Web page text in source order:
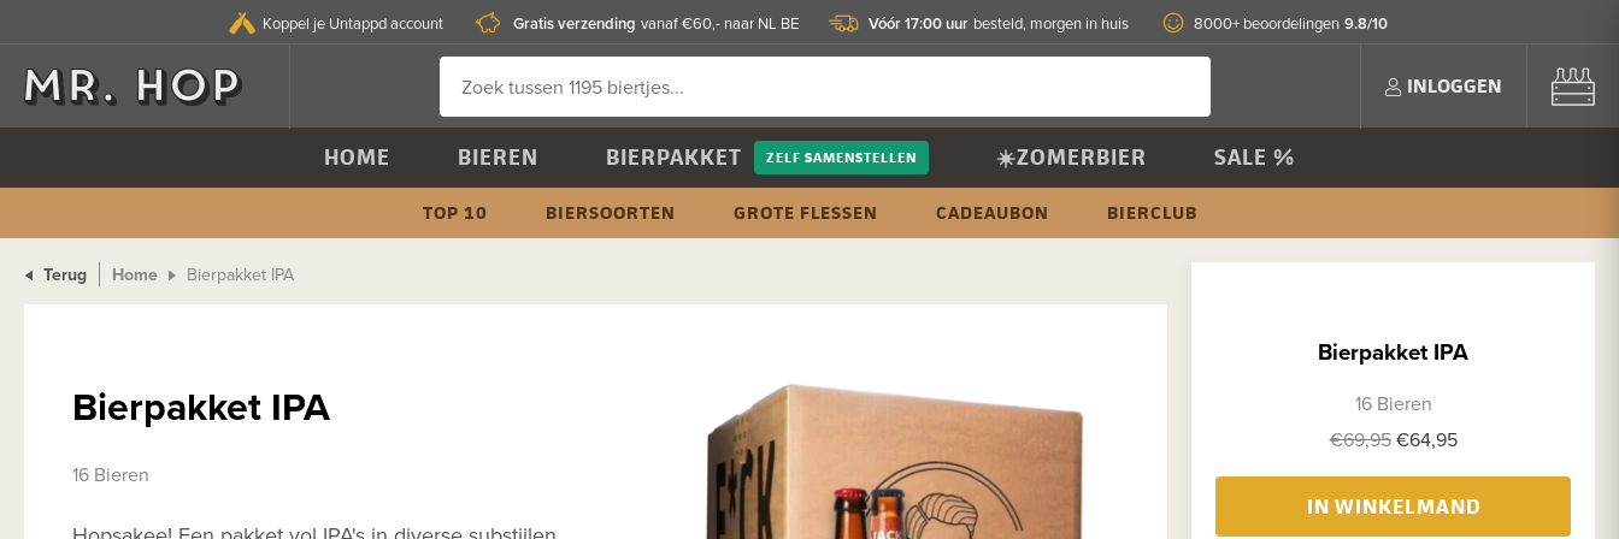
Koppel je Untappd account Gratis verzending vanaf €60,- naar NL BE Vóór 17:00 uur besteld, morgen in huis 8000+ beoordelingen 9.8/10
INLOGGEN
HOME BIEREN BIERPAKKET ZELF SAMENSTELLEN ☀️ZOMERBIER SALE %
TOP 10 BIERSOORTEN GROTE FLESSEN CADEAUBON BIERCLUB
Terug Home Bierpakket IPA
Bierpakket IPA
16 Bieren
Bierpakket IPA
16 Bieren
€69,95€64,95
IN WINKELMAND